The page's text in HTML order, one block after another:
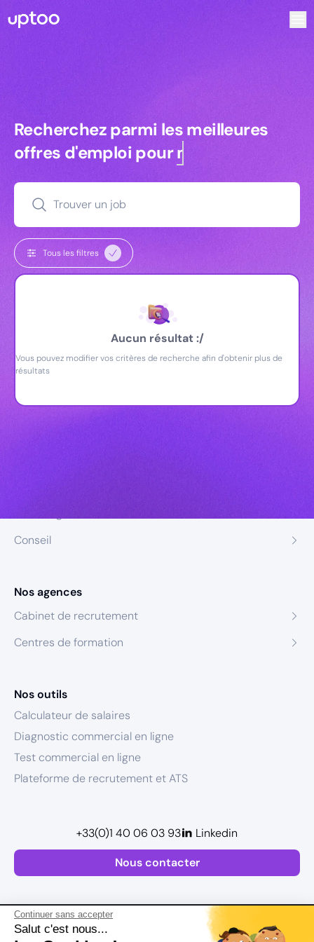
Continuer sans accepter
Salut c'est nous...
Recherchez parmi les meilleures
Recherchez parmi les meilleures
offres d'emploi pourmanagers
Trouver un job
Tous les filtres
Aucun résultat :/
Vous pouvez modifier vos critères de recherche afin d'obtenir plus de
résultats
Conseil
Nos agences
Cabinet de recrutement
Centres de formation
Nos outils
Calculateur de salaires
Diagnostic commercial en ligne
Test commercial en ligne
Plateforme de recrutement et ATS
Nous contacter
+33(0)1 40 06 03 93 Linkedin